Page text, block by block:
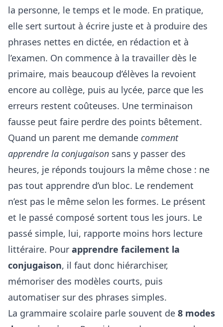
la personne, le temps et le mode. En pratique,
elle sert surtout à écrire juste et à produire des
phrases nettes en dictée, en rédaction et à
l’examen. On commence à la travailler dès le
primaire, mais beaucoup d’élèves la revoient
encore au collège, puis au lycée, parce que les
erreurs restent coûteuses. Une terminaison
fausse peut faire perdre des points bêtement.
Quand un parent me demande comment
apprendre la conjugaison sans y passer des
heures, je réponds toujours la même chose : ne
pas tout apprendre d’un bloc. Le rendement
n’est pas le même selon les formes. Le présent
et le passé composé sortent tous les jours. Le
passé simple, lui, rapporte moins hors lecture
littéraire. Pour apprendre facilement la
conjugaison, il faut donc hiérarchiser,
mémoriser des modèles courts, puis
automatiser sur des phrases simples.
La grammaire scolaire parle souvent de 8 modes